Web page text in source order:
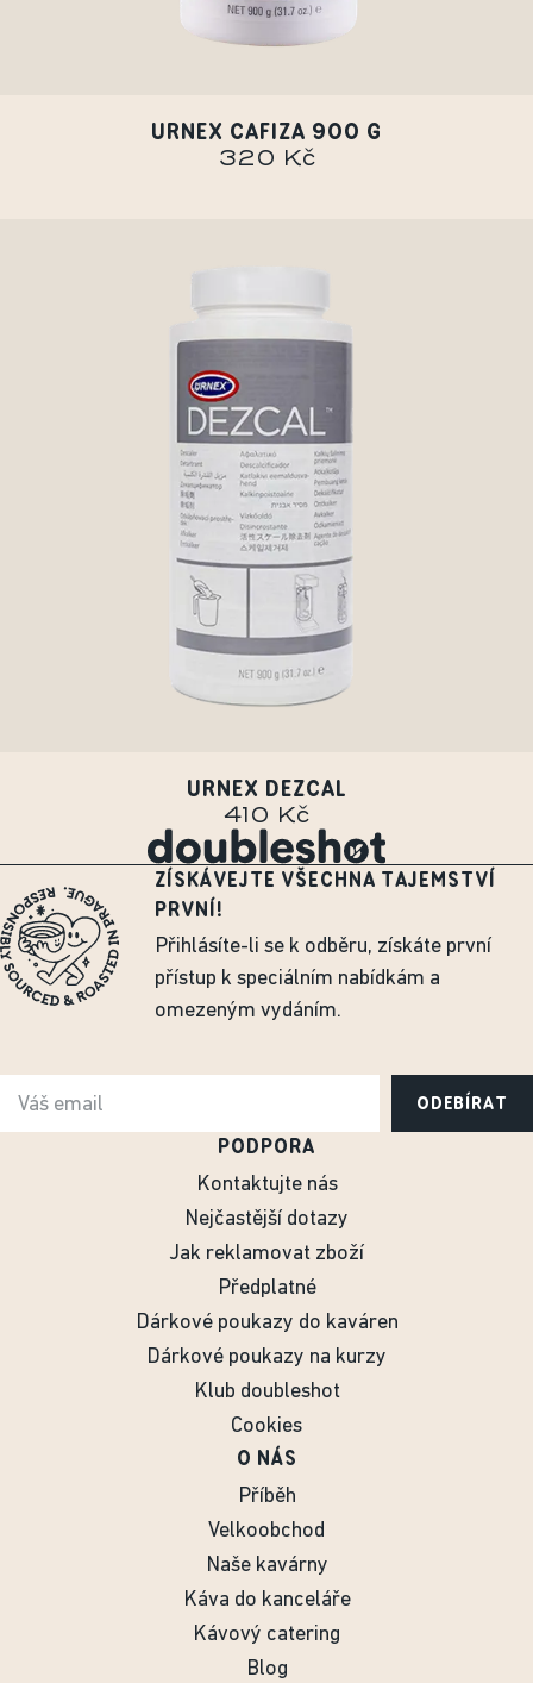
URNEX CAFIZA 900 G
320 Kč
URNEX DEZCAL
410 Kč
ZÍSKÁVEJTE VŠECHNA TAJEMSTVÍ
PRVNÍ!
Přihlásíte-li se k odběru, získáte první
přístup k speciálním nabídkám a
omezeným vydáním.
ODEBÍRAT
PODPORA
Kontaktujte nás
Nejčastější dotazy
Jak reklamovat zboží
Předplatné
Dárkové poukazy do kaváren
Dárkové poukazy na kurzy
Klub doubleshot
Cookies
O NÁS
Příběh
Velkoobchod
Naše kavárny
Káva do kanceláře
Kávový catering
Blog